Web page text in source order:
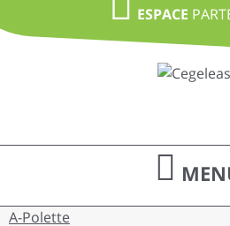
ESPACE
A-Polette